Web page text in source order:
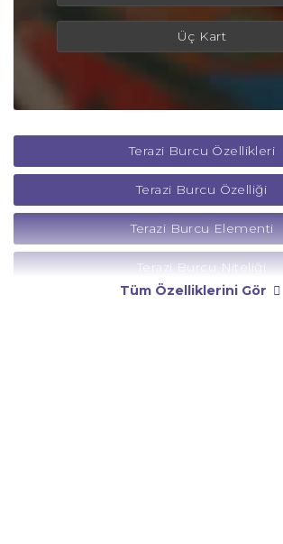
Üç Kart
Terazi Burcu Özellikleri
Terazi Burcu Özelliği
Terazi Burcu Elementi
Terazi Burcu Niteliği
Tüm Özelliklerini Gör